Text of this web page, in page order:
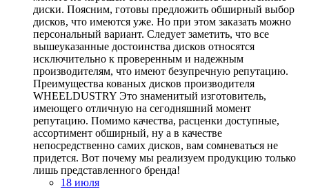
диски. Поясним, готовы предложить обширный выбор
дисков, что имеются уже. Но при этом заказать можно
персональный вариант. Следует заметить, что все
вышеуказанные достоинства дисков относятся
исключительно к проверенным и надежным
производителям, что имеют безупречную репутацию.
Преимущества кованых дисков производителя
WHEELDUSTRY Это знаменитый изготовитель,
имеющего отличную на сегодняшний момент
репутацию. Помимо качества, расценки доступные,
ассортимент обширный, ну а в качестве
непосредственно самих дисков, вам сомневаться не
придется. Вот почему мы реализуем продукцию только
лишь представленного бренда!
18 июля